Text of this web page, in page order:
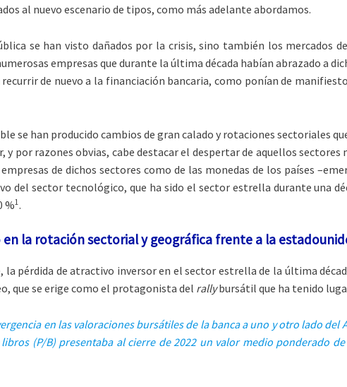
al nuevo escenario de tipos, como más adelante abordamos.
se han visto dañados por la crisis, sino también los mercados
empresas que durante la última década habían abrazado a
de nuevo a la financiación bancaria, como ponían de
se han producido cambios de gran calado y rotaciones sectoriales
y por razones obvias, cabe destacar el despertar de aquellos
de dichos sectores como de las monedas de los países
del sector tecnológico, que ha sido el sector estrella durante una
%1.
la rotación sectorial y geográfica frente a la
la pérdida de atractivo inversor en el sector estrella de la última
que se erige como el protagonista del rallybursátil que ha tenido
en las valoraciones bursátiles de la banca a uno y otro lado
(P/B) presentaba al cierre de 2022 un valor medio ponderado